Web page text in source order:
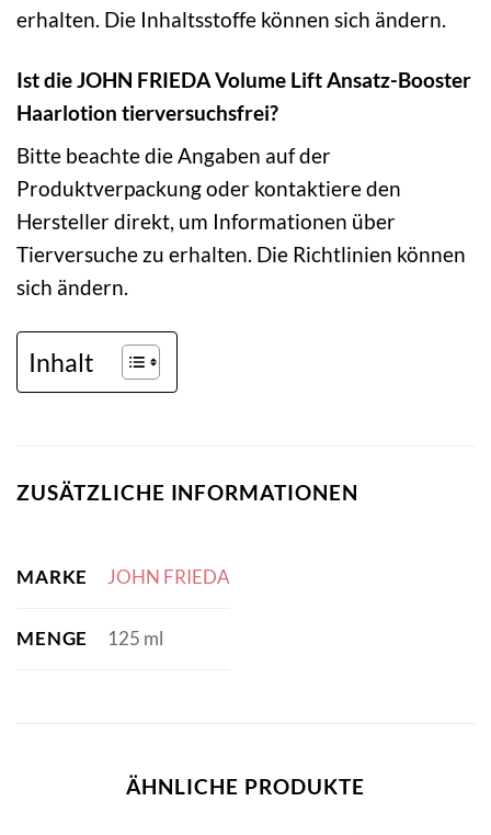
erhalten. Die Inhaltsstoffe können sich ändern.
Ist die JOHN FRIEDA Volume Lift Ansatz-Booster
Haarlotion tierversuchsfrei?
Bitte beachte die Angaben auf der
Produktverpackung oder kontaktiere den
Hersteller direkt, um Informationen über
Tierversuche zu erhalten. Die Richtlinien können
sich ändern.
Inhalt
ZUSÄTZLICHE INFORMATIONEN
MARKE JOHN FRIEDA
MENGE 125 ml
ÄHNLICHE PRODUKTE